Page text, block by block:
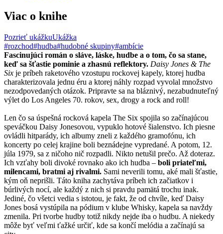
Viac o knihe
Pozrieť ukážkuUkážka
#rozchod#hudba#hudobné skupiny#ambície
Fascinujúci román o sláve, láske, hudbe a o tom, čo sa stane,
keď sa šťastie pominie a zhasnú reflektory. Daisy Jones & The
Six je príbeh raketového vzostupu rockovej kapely, ktorej hudba
charakterizovala jednu éru a ktorej náhly rozpad vyvolal množstvo
nezodpovedaných otázok. Pripravte sa na bláznivý, nezabudnuteľný
výlet do Los Angeles 70. rokov, sex, drogy a rock and roll!
Len čo sa úspešná rocková kapela The Six spojila so začínajúcou
speváčkou Daisy Jonesovou, vypuklo hotové šialenstvo. Ich piesne
ovládli hitparády, ich albumy zneli z každého gramofónu, ich
koncerty po celej krajine boli beznádejne vypredané. A potom, 12.
júla 1979, sa z ničoho nič rozpadli. Nikto netušil prečo. Až doteraz.
Ich vzťahy boli divoké rovnako ako ich hudba – boli priateľmi,
milencami, bratmi aj rivalmi. Sami neverili tomu, aké mali šťastie,
kým oň neprišli. Táto kniha zachytáva príbeh ich začiatkov i
búrlivých nocí, ale každý z nich si pravdu pamätá trochu inak.
Jediné, čo všetci vedia s istotou, je fakt, že od chvíle, keď Daisy
Jones bosá vystúpila na pódium v klube Whisky, kapela sa navždy
zmenila. Pri tvorbe hudby totiž nikdy nejde iba o hudbu. A niekedy
môže byť veľmi ťažké určiť, kde sa končí melódia a začínajú sa